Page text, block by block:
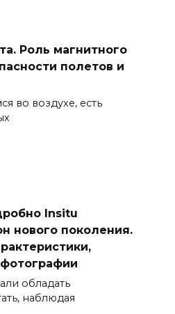
Роль магнитного
полетов и
во воздухе, есть
Insitu
нового поколения.
обладать
наблюдая